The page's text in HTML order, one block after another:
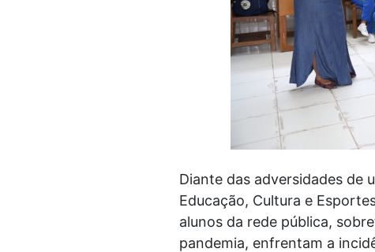
Diante das adversidades de
Educação, Cultura e
alunos da rede pública,
pandemia, enfrentam a